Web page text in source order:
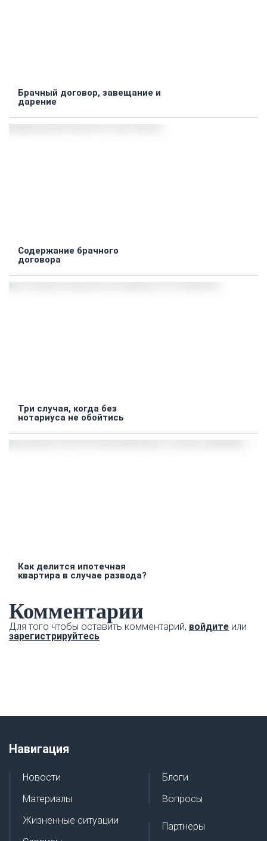
Брачный договор, завещание и
дарение
Содержание брачного
договора
Три случая, когда без
нотариуса не обойтись
Как делится ипотечная
квартира в случае развода?
Комментарии
Для того чтобы оставить комментарий, войдите или
зарегистрируйтесь
Навигация
Новости
Материалы
Жизненные ситуации
Блоги
Вопросы
Партнеры